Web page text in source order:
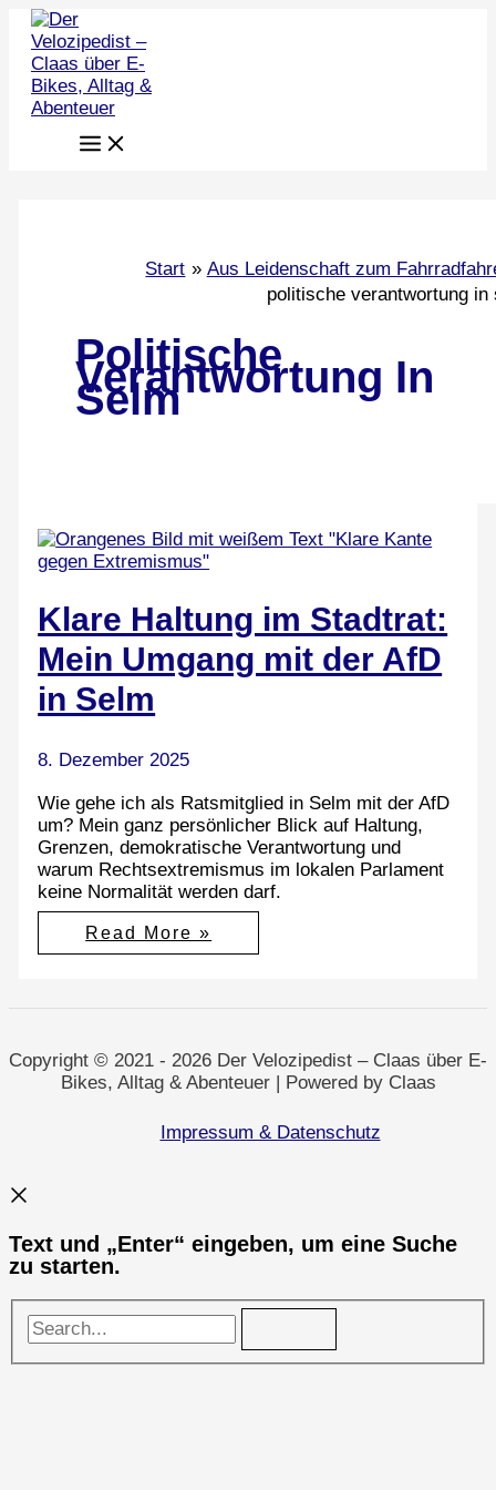
Zum
Inhalt
springen
Start
Aus Leidenschaft zum
politische verantwortung in
Politische
Verantwortung In
Selm
Klare Haltung im Stadtrat:
Mein Umgang mit der AfD
in Selm
8. Dezember 2025
Wie gehe ich als Ratsmitglied in Selm mit der AfD
um? Mein ganz persönlicher Blick auf Haltung,
Grenzen, demokratische Verantwortung und
warum Rechtsextremismus im lokalen Parlament
keine Normalität werden darf.
Klare
Haltung
der
AfD
in
Read More »
Copyright © 2021 - 2026 Der Velozipedist – Claas über E-
Bikes, Alltag & Abenteuer | Powered by Claas
Impressum & Datenschutz
Text und „Enter“ eingeben, um eine Suche
zu starten.
Search...